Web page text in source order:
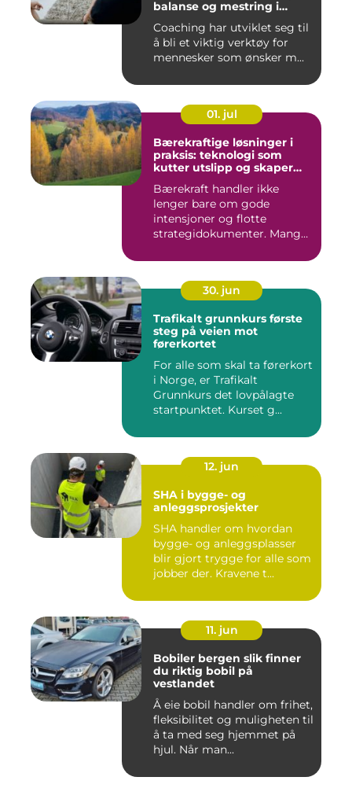
balanse og mestring i
Coaching har utviklet seg til
å bli et viktig verktøy for
mennesker som ønsker m...
01. jul
Bærekraftige løsninger i
praksis: teknologi som
kutter utslipp og skaper
Bærekraft handler ikke
lenger bare om gode
intensjoner og flotte
strategidokumenter. Mange
30. jun
Trafikalt grunnkurs første
steg på veien mot
førerkortet
For alle som skal ta førerkort
i Norge, er Trafikalt
Grunnkurs det lovpålagte
startpunktet. Kurset g...
12. jun
SHA i bygge- og
anleggsprosjekter
SHA handler om hvordan
bygge- og anleggsplasser
blir gjort trygge for alle som
jobber der. Kravene t...
11. jun
Bobiler bergen slik finner
du riktig bobil på
vestlandet
Å eie bobil handler om frihet,
fleksibilitet og muligheten til
å ta med seg hjemmet på
hjul. Når man...